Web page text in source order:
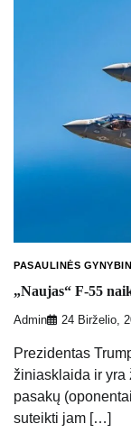
PASAULINĖS
„Naujas“ F-55
Admin 24 Birželio,
Prezidentas
žiniasklaida ir yra
pasakų
suteikti jam […]